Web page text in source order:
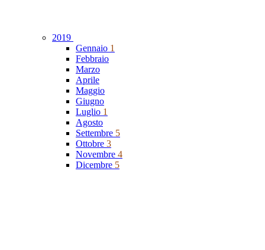
2019
Gennaio 1
Febbraio
Marzo
Aprile
Maggio
Giugno
Luglio 1
Agosto
Settembre 5
Ottobre 3
Novembre 4
Dicembre 5